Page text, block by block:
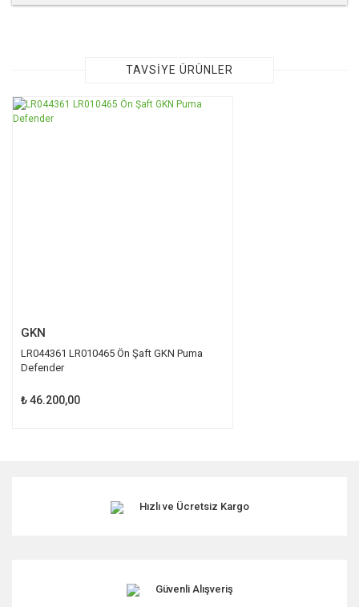
Görüş ve önerileriniz için teşekkür ederiz.
Ürün resmi kalitesiz, bozuk veya görüntülenemiyor.
TAVSİYE ÜRÜNLER
GKN
LR044361 LR010465 Ön Şaft GKN Puma
Defender
₺ 46.200,00
Hızlı ve Ücretsiz Kargo
Güvenli Alışveriş